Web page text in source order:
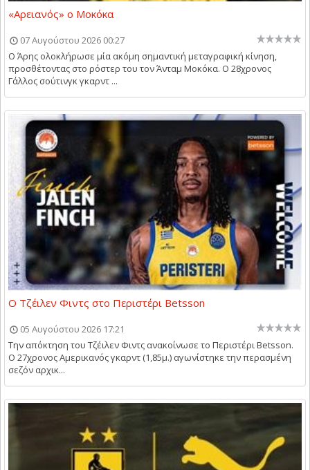
«Αρειανός» ο Μοκόκα
07 Αυγούστου 2026 00:27
Ο Άρης ολοκλήρωσε μία ακόμη σημαντική μεταγραφική κίνηση,
προσθέτοντας στο ρόστερ του τον Άνταμ Μοκόκα. Ο 28χρονος
Γάλλος σούτινγκ γκαρντ ...
Ο Τζέιλεν Φιντς στο Περιστέρι Betsson
05 Αυγούστου 2026 17:21
Την απόκτηση του Τζέιλεν Φιντς ανακοίνωσε το Περιστέρι Betsson.
Ο 27χρονος Αμερικανός γκαρντ (1,85μ.) αγωνίστηκε την περασμένη
σεζόν αρχικ...